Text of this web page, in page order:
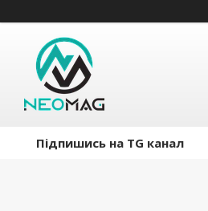
Підпишись на TG канал